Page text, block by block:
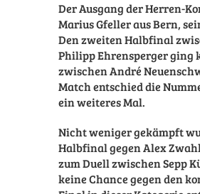
Der Ausgang der Herren-
Marius Gfeller aus Bern,
Den zweiten Halbfinal
Philipp Ehrensperger ging
zwischen André
Match entschied die
ein weiteres Mal.
Nicht weniger gekämpft
Halbfinal gegen Alex
zum Duell zwischen Sepp
keine Chance gegen den